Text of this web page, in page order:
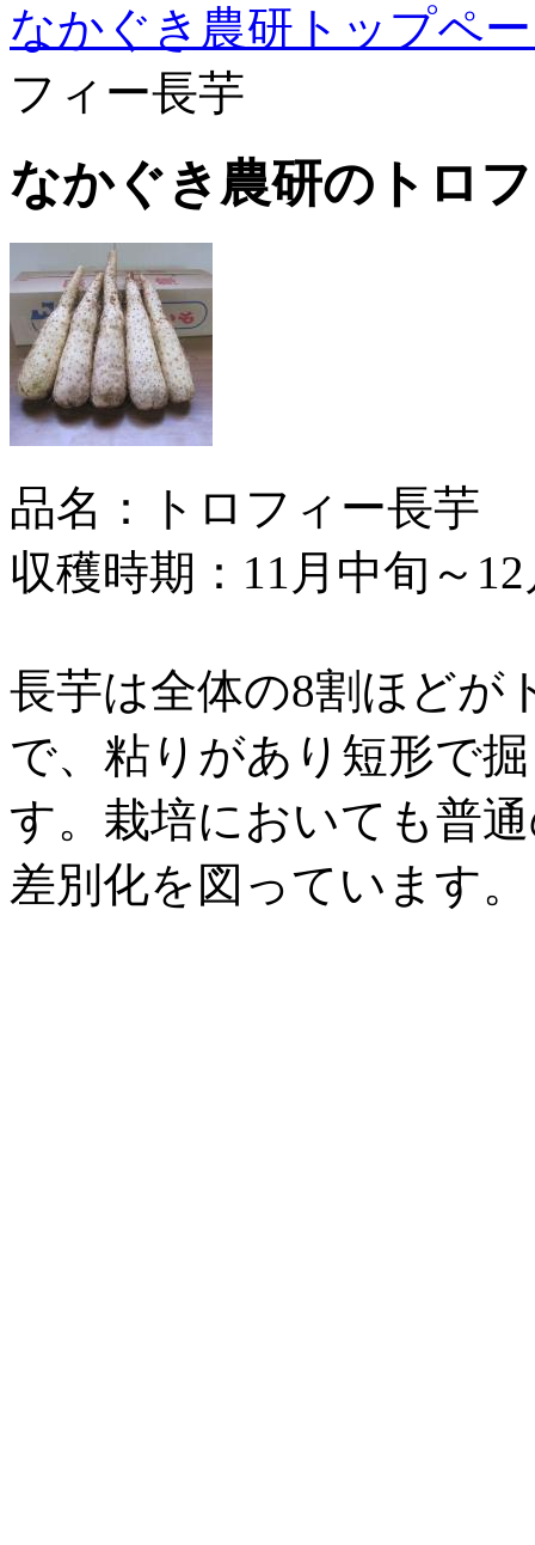
なかぐき農研トップペ
フィー長芋
なかぐき農研のトロ
品名：トロフィー長芋
収穫時期：11月中旬～
長芋は全体の8割ほどが
で、粘りがあり短形で
す。栽培においても普
差別化を図っています。